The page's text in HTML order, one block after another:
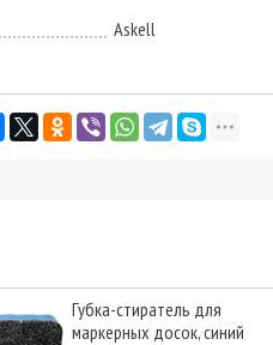
Askell
Губка-стиратель для
маркерных досок, синий